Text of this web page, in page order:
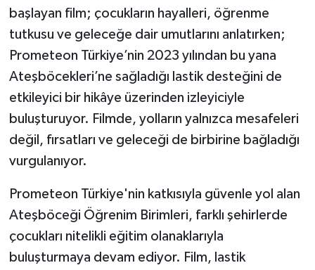
başlayan film; çocukların hayalleri, öğrenme
tutkusu ve geleceğe dair umutlarını anlatırken;
Prometeon Türkiye’nin 2023 yılından bu yana
Ateşböcekleri’ne sağladığı lastik desteğini de
etkileyici bir hikâye üzerinden izleyiciyle
buluşturuyor. Filmde, yolların yalnızca mesafeleri
değil, fırsatları ve geleceği de birbirine bağladığı
vurgulanıyor.
Prometeon Türkiye'nin katkısıyla güvenle yol alan
Ateşböceği Öğrenim Birimleri, farklı şehirlerde
çocukları nitelikli eğitim olanaklarıyla
buluşturmaya devam ediyor. Film, lastik